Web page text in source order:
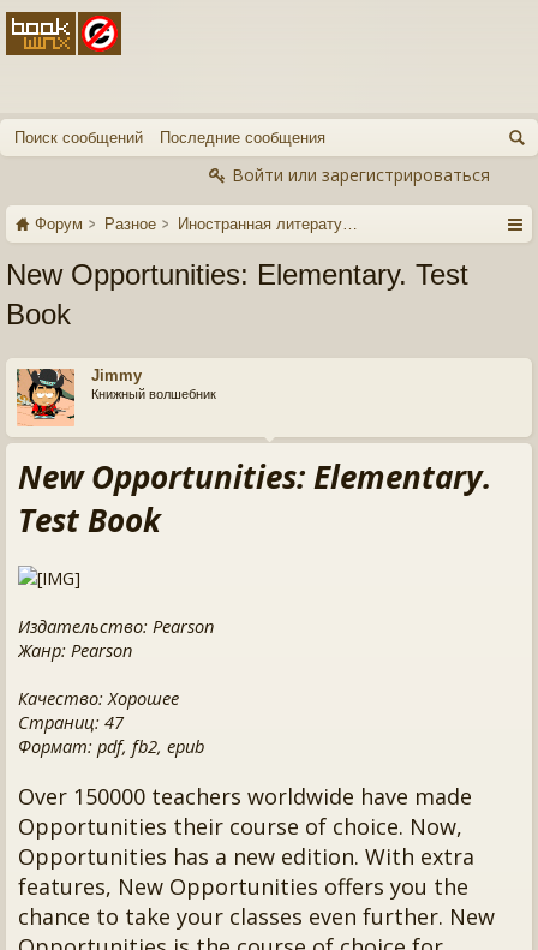
Поиск сообщений Последние сообщения
Войти или зарегистрироваться
Форум Разное Иностранная литература
New Opportunities: Elementary. Test
Book
Jimmy
Книжный волшебник
New Opportunities: Elementary.
Test Book
Издательство: Pearson
Жанр: Pearson
Качество: Хорошее
Страниц: 47
Формат: pdf, fb2, epub
Over 150000 teachers worldwide have made
Opportunities their course of choice. Now,
Opportunities has a new edition. With extra
features, New Opportunities offers you the
chance to take your classes even further. New